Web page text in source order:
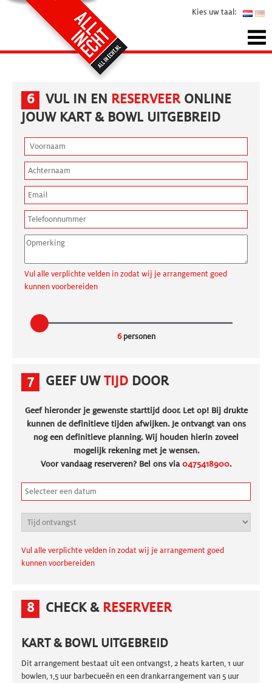
Kies uw taal:
6 VUL IN EN RESERVEERONLINE
JOUW KART & BOWL UITGEBREID
Vul alle verplichte velden in zodat wij je arrangement goed
kunnen voorbereiden
6personen
7 GEEF UWTIJD DOOR
Geef hieronder je gewenste starttijd door. Let op! Bij drukte
kunnen de definitieve tijden afwijken. Je ontvangt van ons
nog een definitieve planning. Wij houden hierin zoveel
mogelijk rekening met je wensen.
Voor vandaag reserveren? Bel ons via0475418900.
Vul alle verplichte velden in zodat wij je arrangement goed
kunnen voorbereiden
8 CHECK & RESERVEER
KART & BOWL UITGEBREID
Dit arrangement bestaat uit een ontvangst, 2 heats karten, 1 uur
bowlen, 1,5 uur barbecueën en een drankarrangement van 5 uur